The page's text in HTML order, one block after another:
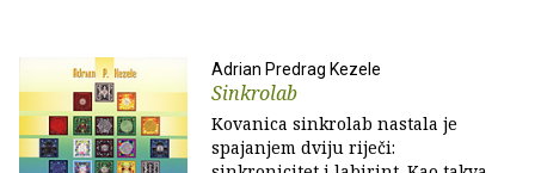
Adrian Predrag Kezele
Sinkrolab
Kovanica sinkrolab nastala je
spajanjem dviju riječi: